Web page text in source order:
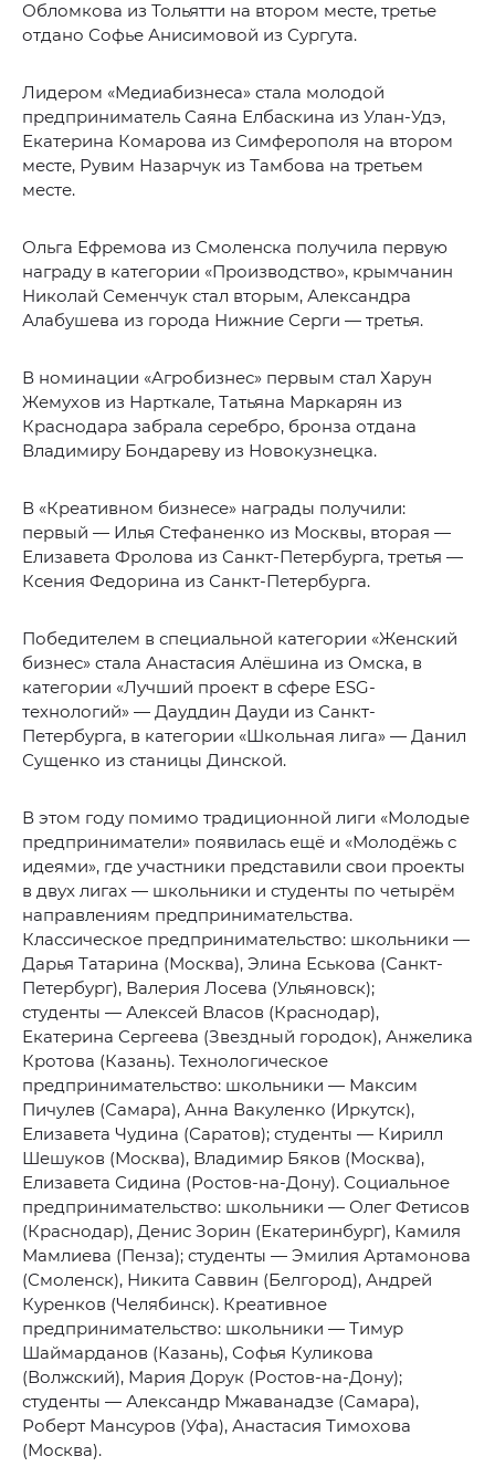
Обломкова из Тольятти на втором месте, третье
отдано Софье Анисимовой из Сургута.
Лидером «Медиабизнеса» стала молодой
предприниматель Саяна Елбаскина из Улан-Удэ,
Екатерина Комарова из Симферополя на втором
месте, Рувим Назарчук из Тамбова на третьем
месте.
Ольга Ефремова из Смоленска получила первую
награду в категории «Производство», крымчанин
Николай Семенчук стал вторым, Александра
Алабушева из города Нижние Серги — третья.
В номинации «Агробизнес» первым стал Харун
Жемухов из Нарткале, Татьяна Маркарян из
Краснодара забрала серебро, бронза отдана
Владимиру Бондареву из Новокузнецка.
В «Креативном бизнесе» награды получили:
первый — Илья Стефаненко из Москвы, вторая —
Елизавета Фролова из Санкт-Петербурга, третья —
Ксения Федорина из Санкт-Петербурга.
Победителем в специальной категории «Женский
бизнес» стала Анастасия Алёшина из Омска, в
категории «Лучший проект в сфере ESG-
технологий» — Дауддин Дауди из Санкт-
Петербурга, в категории «Школьная лига» — Данил
Сущенко из станицы Динской.
В этом году помимо традиционной лиги «Молодые
предприниматели» появилась ещё и «Молодёжь с
идеями», где участники представили свои проекты
в двух лигах — школьники и студенты по четырём
направлениям предпринимательства.
Классическое предпринимательство: школьники —
Дарья Татарина (Москва), Элина Еськова (Санкт-
Петербург), Валерия Лосева (Ульяновск);
студенты — Алексей Власов (Краснодар),
Екатерина Сергеева (Звездный городок), Анжелика
Кротова (Казань). Технологическое
предпринимательство: школьники — Максим
Пичулев (Самара), Анна Вакуленко (Иркутск),
Елизавета Чудина (Саратов); студенты — Кирилл
Шешуков (Москва), Владимир Бяков (Москва),
Елизавета Сидина (Ростов-на-Дону). Социальное
предпринимательство: школьники — Олег Фетисов
(Краснодар), Денис Зорин (Екатеринбург), Камиля
Мамлиева (Пенза); студенты — Эмилия Артамонова
(Смоленск), Никита Саввин (Белгород), Андрей
Куренков (Челябинск). Креативное
предпринимательство: школьники — Тимур
Шаймарданов (Казань), Софья Куликова
(Волжский), Мария Дорук (Ростов-на-Дону);
студенты — Александр Мжаванадзе (Самара),
Роберт Мансуров (Уфа), Анастасия Тимохова
(Москва).